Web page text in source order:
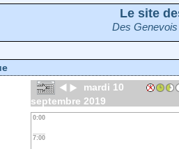
Le site
Des
mardi 10
septembre 2019
0:00
7:00